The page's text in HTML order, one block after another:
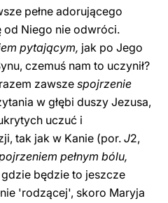
pełne adorującego
od Niego nie odwróci.
pytającym, jak po Jego
czemuś nam to uczynił?
zawsze spojrzenie
w głębi duszy Jezusa,
uczuć i
tak jak w Kanie (por. J2,
pełnym bólu,
będzie to jeszcze
'rodzącej', skoro Maryja